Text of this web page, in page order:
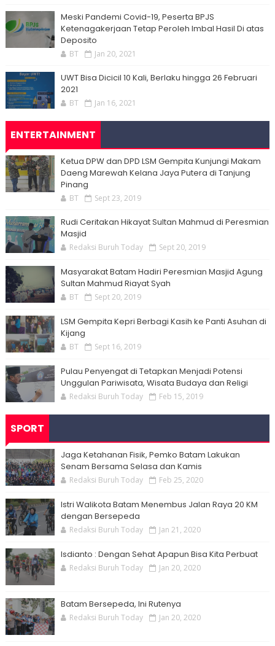
Meski Pandemi Covid-19, Peserta BPJS
Ketenagakerjaan Tetap Peroleh Imbal Hasil Di atas
Deposito
BT Jan 20, 2021
UWT Bisa Dicicil 10 Kali, Berlaku hingga 26 Februari
2021
BT Jan 16, 2021
ENTERTAINMENT
Ketua DPW dan DPD LSM Gempita Kunjungi Makam
Daeng Marewah Kelana Jaya Putera di Tanjung
Pinang
BT Sept 23, 2019
Rudi Ceritakan Hikayat Sultan Mahmud di Peresmian
Masjid
Redaksi Buruh Today Sept 20, 2019
Masyarakat Batam Hadiri Peresmian Masjid Agung
Sultan Mahmud Riayat Syah
BT Sept 20, 2019
LSM Gempita Kepri Berbagi Kasih ke Panti Asuhan di
Kijang
BT Sept 16, 2019
Pulau Penyengat di Tetapkan Menjadi Potensi
Unggulan Pariwisata, Wisata Budaya dan Religi
Redaksi Buruh Today Feb 15, 2019
SPORT
Jaga Ketahanan Fisik, Pemko Batam Lakukan
Senam Bersama Selasa dan Kamis
Redaksi Buruh Today Feb 25, 2020
Istri Walikota Batam Menembus Jalan Raya 20 KM
dengan Bersepeda
Redaksi Buruh Today Jan 21, 2020
Isdianto : Dengan Sehat Apapun Bisa Kita Perbuat
Redaksi Buruh Today Jan 20, 2020
Batam Bersepeda, Ini Rutenya
Redaksi Buruh Today Jan 20, 2020